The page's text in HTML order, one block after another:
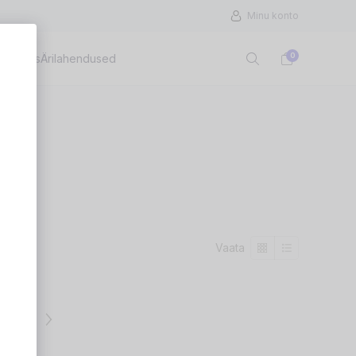
Minu konto
HooldusÄrilahendused 0
Vaata